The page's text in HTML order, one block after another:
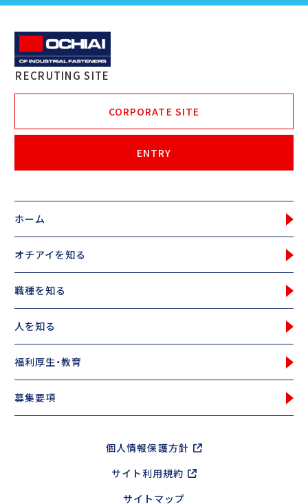
RECRUTING SITE
CORPORATE SITE
ENTRY
ホーム
オチアイを知る
職種を知る
人を知る
福利厚生・教育
募集要項
個人情報保護方針
サイト利用規約
サイトマップ